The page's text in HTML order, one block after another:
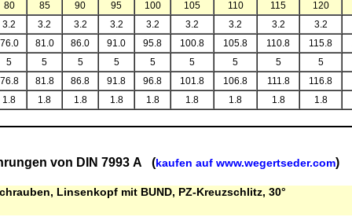
80 85 90 95 100 105 110 115 120
3.2 3.2 3.2 3.2 3.2 3.2 3.2 3.2 3.2
76.0 81.0 86.0 91.0 95.8 100.8 105.8 110.8 115.8
5 5 5 5 5 5 5 5 5
76.8 81.8 86.8 91.8 96.8 101.8 106.8 111.8 116.8
1.8 1.8 1.8 1.8 1.8 1.8 1.8 1.8 1.8
von DIN 7993 A (kaufen auf www.wegertseder.com)
Linsenkopf mit BUND, PZ-Kreuzschlitz, 30°